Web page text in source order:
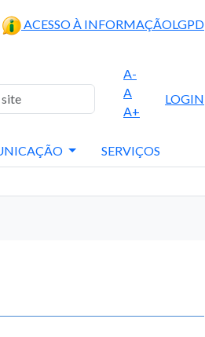
ACESSO À INFORMAÇÃOLGPD
A-
A
A+
LOGIN
SERVIÇOS